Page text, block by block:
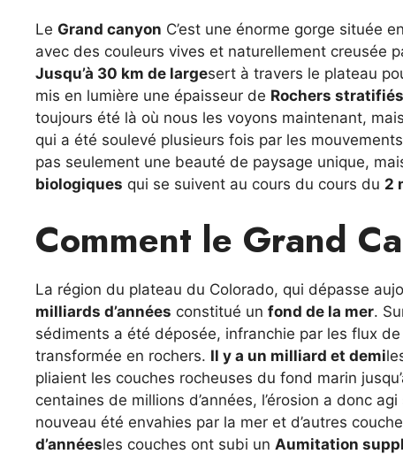
Le Grand canyon C’est une énorme gorge située
avec des couleurs vives et naturellement creusée
Jusqu’à 30 km de largesert à travers le plateau
mis en lumière une épaisseur de Rochers stratifiés
toujours été là où nous les voyons maintenant, mais
qui a été soulevé plusieurs fois par les
pas seulement une beauté de paysage unique,
biologiques qui se suivent au cours du cours du 2
Comment le Grand
La région du plateau du Colorado, qui dépasse
milliards d’années constitué un fond de la mer.
sédiments a été déposée, infranchie par les flux
transformée en rochers. Il y a un milliard et demi
pliaient les couches rocheuses du fond marin
centaines de millions d’années, l’érosion a donc
nouveau été envahies par la mer et d’autres
d’annéesles couches ont subi un Aumitation